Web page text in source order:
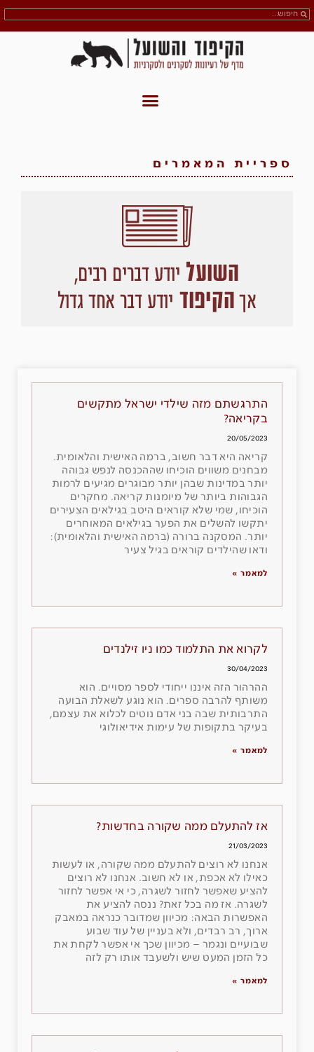
ספריית המאמרים
התרגשתם מזה שילדי ישראל מתקשים
בקריאה?
20/05/2023
קריאה היא דבר חשוב, ברמה האישית והלאומית.
מבחנים משווים הוכיחו שההכנסה לנפש גבוהה
יותר במדינות שבהן יותר מבוגרים מגיעים לרמות
הגבוהות ביותר של מיומנות קריאה. מחקרים
הוכיחו, שמי שלא קוראים היטב בגילאים הצעירים
יתקשו להשלים את הפער בגילאים המאוחרים
יותר. המסקנה ברורה (ברמה האישית והלאומית):
ודאו שהילדים קוראים בגיל צעיר
למאמר »
לקרוא את התלמוד כמו ניו זילנדים
30/04/2023
ההרהור הזה איננו ייחודי לספר מסויים. הוא
משותף להרבה ספרים. הוא נוגע לשאלת הבועה
התרבותית שבה בני אדם נוטים לכלוא את עצמם,
בעיקר בתקופות של עימות אידיאולוגי
למאמר »
אז להתעלם ממה שקורה בחדשות?
21/03/2023
אנחנו לא רוצים להתעלם ממה שקורה, או לעשות
כאילו לא אכפת, או לא חשוב. אנחנו לא רוצים
להציע שאפשר לחזור לשגרה, כי אי אפשר לחזור
לשגרה. אז מה בכל זאת? ננסה להציע את
האפשרות הבאה: מכיוון שמדובר כנראה במאבק
ארוך, רב רבדים, ולא בעניין של עוד שבוע
שבועיים ונגמר – מכיוון שכך אי אפשר לקחת את
כל הזמן המעט שיש ולשעבד אותו רק לזה
למאמר »